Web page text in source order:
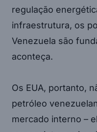
regulação
infraestrutura, os
Venezuela são
aconteça.
Os EUA, portanto,
petróleo
mercado interno –